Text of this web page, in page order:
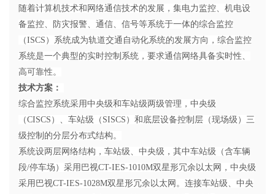
随着计算机技术和网络通信技术的发展，集电力监控、机电设
备监控、防灾报警、通信、信号等系统于一体的综合监控
（ISCS）系统成为轨道交通自动化系统的发展方向，综合监控
系统是一个典型的实时控制系统，要求通信网络具备实时性、
高可靠性。
技术方案：
综合监控系统采用中央级和车站级两级管理，中央级
（CISCS）、车站级（SISCS）和底层设备控制层（现场级）三
级控制的分层分布式结构。
系统设两层网络结构，车站级、中央级，其中车站级（含车辆
段/停车场）采用巴视CT-IES-1010M双星形冗余以太网，中央级
采用巴视CT-IES-1028M双星形冗余以太网。连接车站级、中央